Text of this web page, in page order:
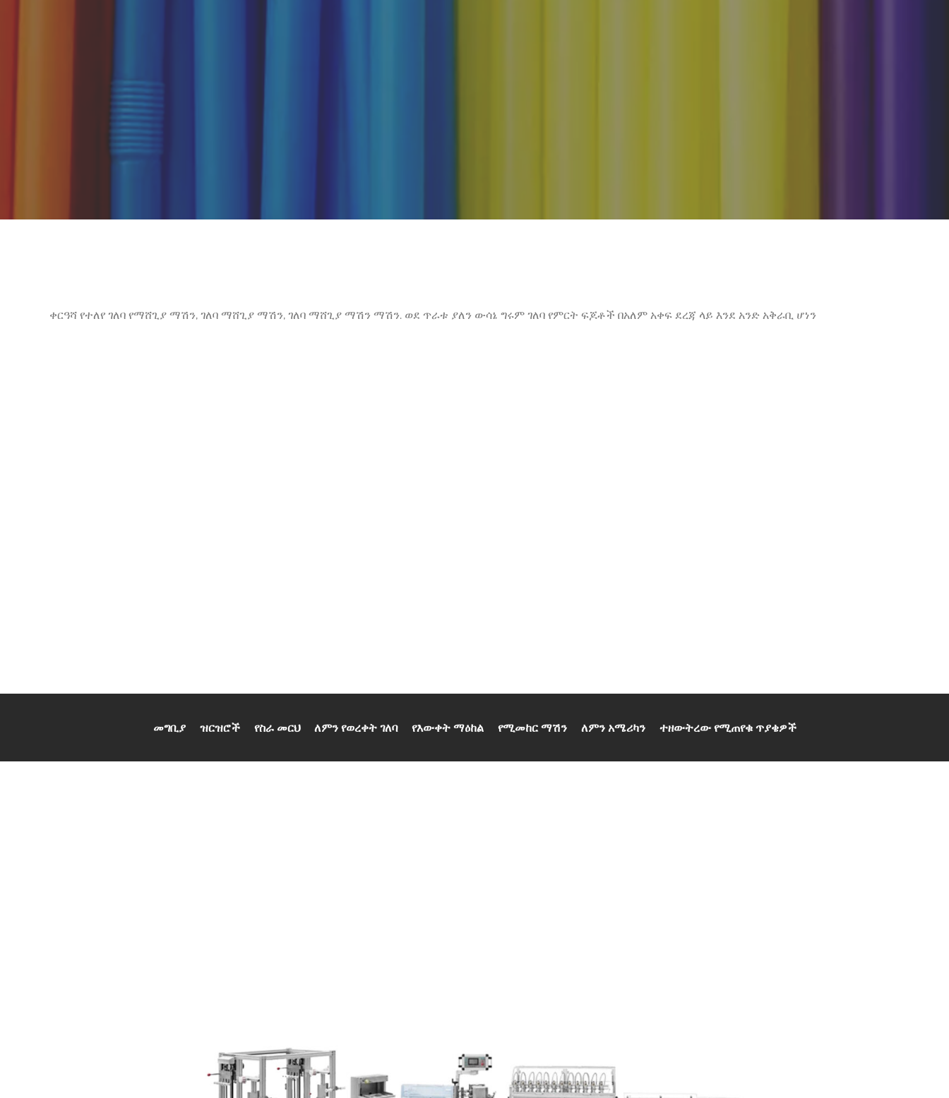
ቀርዓሻ የተለየ ገለባ የማሸጊያ ማሽን, ገለባ ማሸጊያ ማሽን, ገለባ ማሸጊያ ማሽን ማሽን. ወደ ጥራቱ ያለን ውሳኔ ግሩም ገለባ የምርት ፍጆቶች በአለም አቀፍ ደረጃ ላይ እንደ አንድ አቅራቢ ሆነን
መግቢያ ዝርዝሮች የስራ መርህ ለምን የወረቀት ገለባ የእውቀት ማዕከል የሚመከር ማሽን ለምን አሜሪካን ተዘውትረው የሚጠየቁ ጥያቄዎች